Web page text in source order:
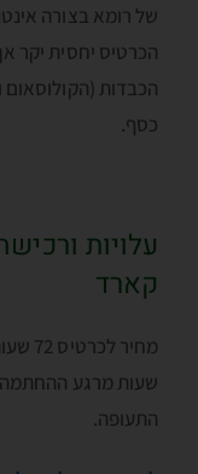
של רומא בצורה
הכרטיס יחסית יקר
הכבדות (הקולוסאום
כסף.
עלויות
קארד
שעות מרגע ההחתמה
התעופה.